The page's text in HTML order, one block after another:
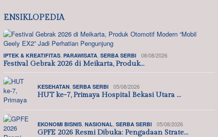
ENSIKLOPEDIA
IPTEK & KREATIFITAS PARAWISATA SERBA SERBI 08/08/2026
Festival Gebrak 2026 di Meikarta, Produk…
KESEHATAN SERBA SERBI 05/08/2026
HUT ke-7, Primaya Hospital Bekasi Utara …
EKONOMI BISNIS NASIONAL SERBA SERBI 05/08/2026
GPFE 2026 Resmi Dibuka: Pengadaan Strate…